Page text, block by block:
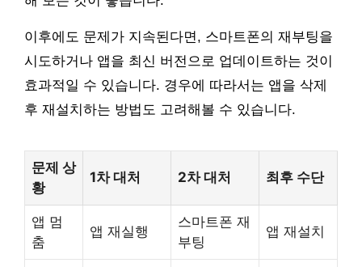
이후에도 문제가 지속된다면, 스마트폰의 재부팅을
시도하거나 앱을 최신 버전으로 업데이트하는 것이
효과적일 수 있습니다. 경우에 따라서는 앱을 삭제
후 재설치하는 방법도 고려해볼 수 있습니다.
문제 상
황
1차 대처 2차 대처 최후 수단
앱 멈
춤
앱 재실행
스마트폰 재
부팅
앱 재설치